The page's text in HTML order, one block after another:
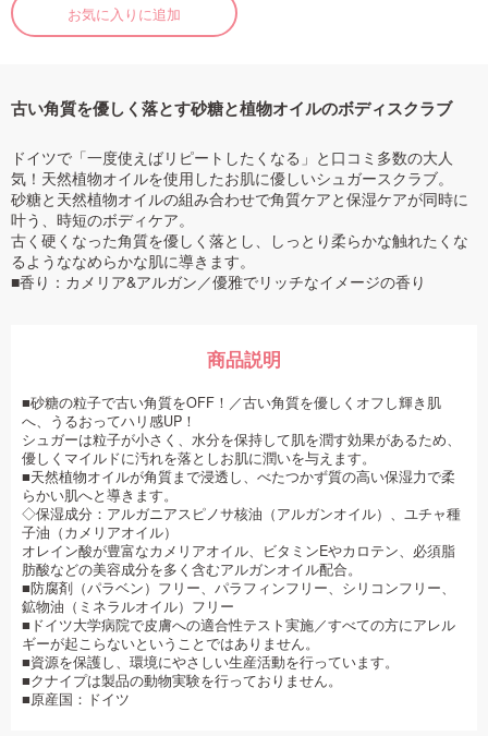
お気に入りに追加
古い角質を優しく落とす砂糖と植物オイルのボディスクラブ
ドイツで「一度使えばリピートしたくなる」と口コミ多数の大人
気！天然植物オイルを使用したお肌に優しいシュガースクラブ。
砂糖と天然植物オイルの組み合わせで角質ケアと保湿ケアが同時に
叶う、時短のボディケア。
古く硬くなった角質を優しく落とし、しっとり柔らかな触れたくな
るようななめらかな肌に導きます。
■香り：カメリア&アルガン／優雅でリッチなイメージの香り
商品説明
■砂糖の粒子で古い角質をOFF！／古い角質を優しくオフし輝き肌
へ、うるおってハリ感UP！
シュガーは粒子が小さく、水分を保持して肌を潤す効果があるため、
優しくマイルドに汚れを落としお肌に潤いを与えます。
■天然植物オイルが角質まで浸透し、べたつかず質の高い保湿力で柔
らかい肌へと導きます。
◇保湿成分：アルガニアスピノサ核油（アルガンオイル）、ユチャ種
子油（カメリアオイル）
オレイン酸が豊富なカメリアオイル、ビタミンEやカロテン、必須脂
肪酸などの美容成分を多く含むアルガンオイル配合。
■防腐剤（パラベン）フリー、パラフィンフリー、シリコンフリー、
鉱物油（ミネラルオイル）フリー
■ドイツ大学病院で皮膚への適合性テスト実施／すべての方にアレル
ギーが起こらないということではありません。
■資源を保護し、環境にやさしい生産活動を行っています。
■クナイプは製品の動物実験を行っておりません。
■原産国：ドイツ